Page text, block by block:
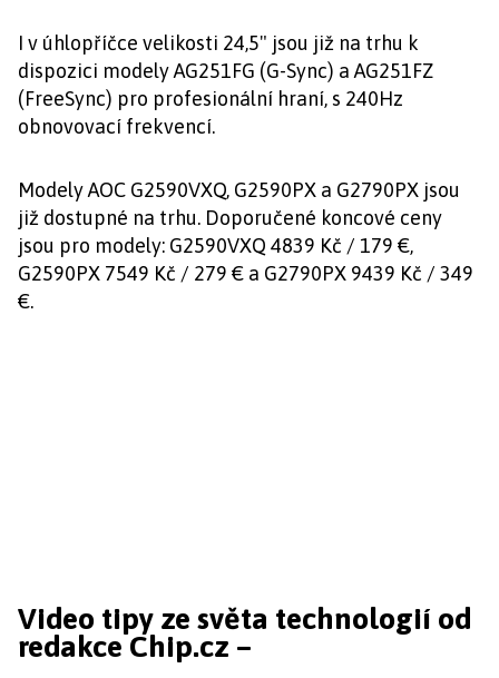
I v úhlopříčce velikosti 24,5" jsou již na trhu k
dispozici modely AG251FG (G-Sync) a AG251FZ
(FreeSync) pro profesionální hraní, s 240Hz
obnovovací frekvencí.
Modely AOC G2590VXQ, G2590PX a G2790PX jsou
již dostupné na trhu. Doporučené koncové ceny
jsou pro modely: G2590VXQ 4839 Kč / 179 €,
G2590PX 7549 Kč / 279 € a G2790PX 9439 Kč / 349
€.
Video tipy ze světa technologií od
redakce Chip.cz –